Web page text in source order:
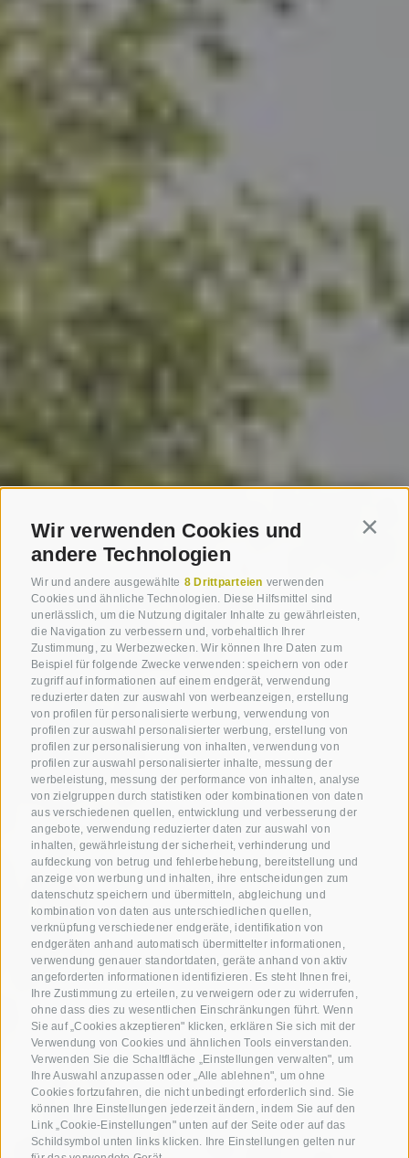
Wir verwenden Cookies und
andere Technologien
Wir und andere ausgewählte 8 Drittparteien verwenden
Cookies und ähnliche Technologien. Diese Hilfsmittel sind
unerlässlich, um die Nutzung digitaler Inhalte zu gewährleisten,
die Navigation zu verbessern und, vorbehaltlich Ihrer
Zustimmung, zu Werbezwecken. Wir können Ihre Daten zum
Beispiel für folgende Zwecke verwenden: speichern von oder
zugriff auf informationen auf einem endgerät, verwendung
reduzierter daten zur auswahl von werbeanzeigen, erstellung
von profilen für personalisierte werbung, verwendung von
profilen zur auswahl personalisierter werbung, erstellung von
profilen zur personalisierung von inhalten, verwendung von
profilen zur auswahl personalisierter inhalte, messung der
werbeleistung, messung der performance von inhalten, analyse
von zielgruppen durch statistiken oder kombinationen von daten
aus verschiedenen quellen, entwicklung und verbesserung der
angebote, verwendung reduzierter daten zur auswahl von
inhalten, gewährleistung der sicherheit, verhinderung und
aufdeckung von betrug und fehlerbehebung, bereitstellung und
anzeige von werbung und inhalten, ihre entscheidungen zum
datenschutz speichern und übermitteln, abgleichung und
kombination von daten aus unterschiedlichen quellen,
verknüpfung verschiedener endgeräte, identifikation von
endgeräten anhand automatisch übermittelter informationen,
verwendung genauer standortdaten, geräte anhand von aktiv
angeforderten informationen identifizieren. Es steht Ihnen frei,
Ihre Zustimmung zu erteilen, zu verweigern oder zu widerrufen,
ohne dass dies zu wesentlichen Einschränkungen führt. Wenn
Sie auf „Cookies akzeptieren" klicken, erklären Sie sich mit der
Verwendung von Cookies und ähnlichen Tools einverstanden.
Verwenden Sie die Schaltfläche „Einstellungen verwalten", um
Ihre Auswahl anzupassen oder „Alle ablehnen", um ohne
Cookies fortzufahren, die nicht unbedingt erforderlich sind. Sie
können Ihre Einstellungen jederzeit ändern, indem Sie auf den
Link „Cookie-Einstellungen" unten auf der Seite oder auf das
Schildsymbol unten links klicken. Ihre Einstellungen gelten nur